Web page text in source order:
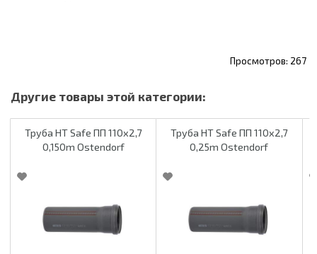
267
Труба HT Safe ПП 110х2,7
0,150m Ostendorf
Труба HT Safe ПП 110х2,7
0,25m Ostendorf